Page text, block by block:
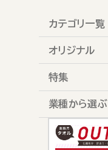
カテゴリ一覧
オリジナル
特集
業種から選ぶ